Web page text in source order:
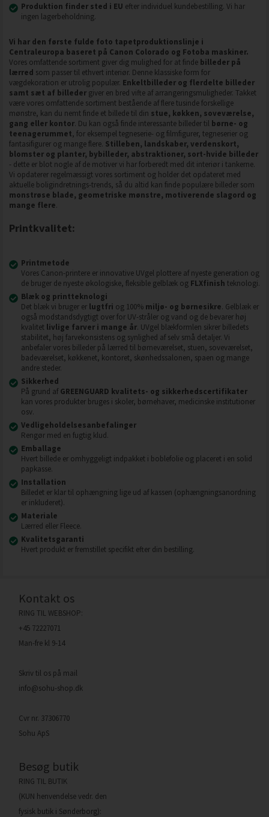
Produktion finder sted i EU efter individuel kundebestilling. Vi har
ingen lagerbeholdning.
Vi har den første fulde foto tapetproduktionslinje i
Centraleuropa baseret på Canon Colorado og Fotoba maskiner.
Vores omfattende sortiment giver dig mulighed for at finde billeder på
lærred som passer til ethvert interiør. Denne klassiske form for
vægdekoration er utrolig populær. Enkeltbilleder og flerdelte billeder
samt sæt af billeder giver en bred vifte af arrangeringsmuligheder. Takket
være vores omfattende sortiment bestående af flere tusinde forskellige
mønstre, kan du nemt finde et billede til din stue, køkken, soveværelse,
gang eller kontor. Du kan også finde interessante billeder til børne- og
teenagerummet, for eksempel tegneserie- og filmfigurer, tegneserier og
fantasifigurer og mange flere. Stilleben, landskaber, verdenskort,
blomster og planter, bybilleder, abstraktioner, sort-hvide billeder
- dette er blot nogle af de motiver vi har forberedt med dit interiør i tankerne.
Vi opdaterer regelmæssigt vores sortiment og holder det opdateret med
aktuelle boligindretnings-trends, så du altid kan finde populære billeder som
monstrøse blade, geometriske mønstre, motiverende slagord og
mange flere.
Printkvalitet:
Printmetode
Vores Canon-printere er innovative UVgel plottere af nyeste generation og
de bruger de nyeste økologiske, fleksible gelblæk og FLXfinish teknologi.
Blæk og printteknologi
Det blæk vi bruger er lugtfri og 100% miljø- og børnesikre. Gelblæk er
også modstandsdygtigt over for UV-stråler og vand og de bevarer høj
kvalitet livlige farver i mange år. UVgel blækformlen sikrer billedets
stabilitet, høj farvekonsistens og synlighed af selv små detaljer. Vi
anbefaler vores billeder på lærred til børneværelset, stuen, soveværelset,
badeværelset, køkkenet, kontoret, skønhedssalonen, spaen og mange
andre steder.
Sikkerhed
På grund af GREENGUARD kvalitets- og sikkerhedscertifikater
kan vores produkter bruges i skoler, børnehaver, medicinske institutioner
osv.
Vedligeholdelsesanbefalinger
Rengør med en fugtig klud.
Emballage
Hvert billede er omhyggeligt indpakket i boblefolie og placeret i en solid
papkasse.
Installation
Billedet er klar til ophængning lige ud af kassen (ophængningsanordning
er inkluderet).
Materiale
Lærred eller Fleece.
Kvalitetsgaranti
Hvert produkt er fremstillet specifikt efter din bestilling.
Kontakt os
RING TIL WEBSHOP:
+45 72227071
Man-fre kl 9-14
Skriv til os på mail
info@sohu-shop.dk
Cvr nr. 37306770
Sohu ApS
Besøg butik
RING TIL BUTIK
(KUN henvendelse vedr. den
fysisk butik i Sønderborg):